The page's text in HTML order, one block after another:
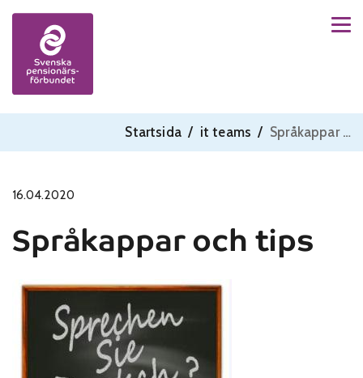
Skip to content
Startsida / it teams / Språkappar och tips
16.04.2020
Språkappar och tips